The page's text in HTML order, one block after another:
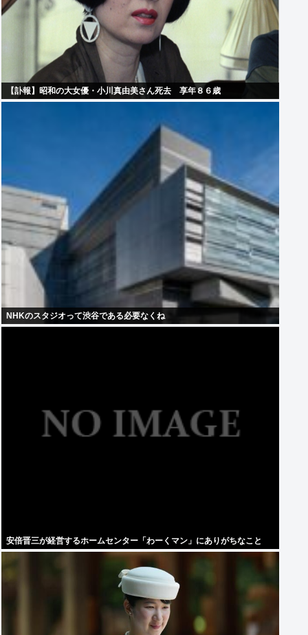
【訃報】昭和の大女優・小川真由美さん死去 享年８６歳
NHKのスタジオって渋谷である必要なくね
安倍晋三が経営するホームセンター「わーくマン」にありがちなこと